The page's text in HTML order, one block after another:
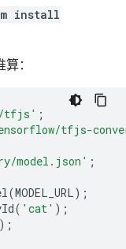
install
：
tfjs' ;
tfjs-
model.json' ;
(MODEL_URL);
( 'cat' );